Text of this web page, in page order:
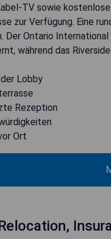
TV sowie
zur Verfügung. Eine
Der Ontario
während das
Lobby
Rezeption
Ort